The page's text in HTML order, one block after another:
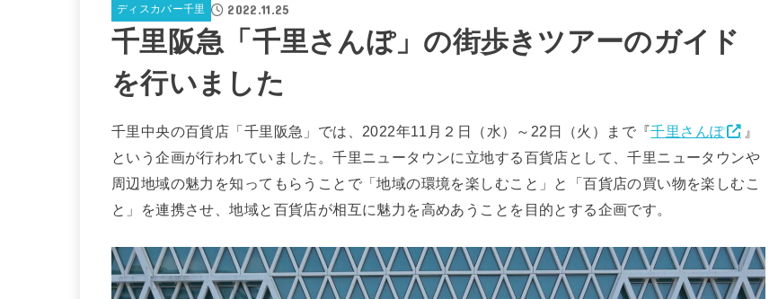
ディスカバー千里 2022.11.25
千里阪急「千里さんぽ」の街歩きツアーのガイド
を行いました
千里中央の百貨店「千里阪急」では、2022年11月２日（水）～22日（火）まで『千里さんぽ
』
という企画が行われていました。千里ニュータウンに立地する百貨店として、千里ニュータウンや
周辺地域の魅力を知ってもらうことで「地域の環境を楽しむこと」と「百貨店の買い物を楽しむこ
と」を連携させ、地域と百貨店が相互に魅力を高めあうことを目的とする企画です。